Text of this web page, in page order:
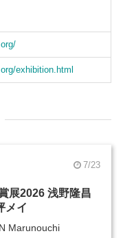
exhibition.html
7/23
展2026 浅野隆昌
メイ
Marunouchi